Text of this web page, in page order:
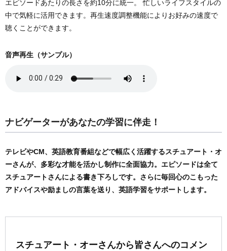
エピソードあたりの長さを約10分に統一。 忙しいライフスタイルの
中で気軽に活用できます。再生速度調整機能によりお好みの速度で
聴くことができます。
音声再生（サンプル）
ナビゲーターがあなたの学習に伴走！
テレビやCM、英語教育番組などで幅広く活躍するスチュアート・オ
ーさんが、多彩な才能を活かし制作に全面協力。エピソードは全て
スチュアートさんによる書き下ろしです。さらに毎回心のこもった
アドバイスや励ましの言葉を送り、英語学習をサポートします。
スチュアート・オーさんから皆さんへのコメン